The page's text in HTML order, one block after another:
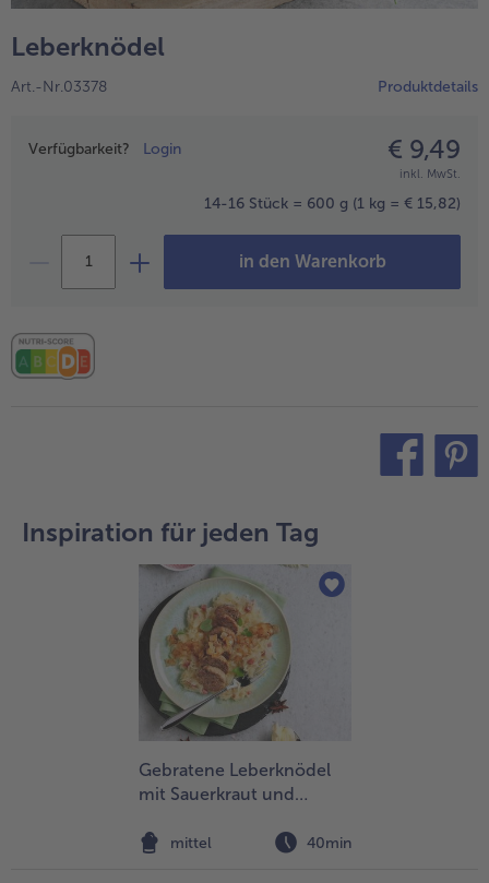
alle Obst
alle Süße Vielfalt
Confiserie & Feinkost
alle Küchenhelfer
Leberknödel
Art.-Nr.03378 Produktdetails
Preisangabe
Verfügbarkeit? Login € 9,49
inkl. MwSt.
14-16 Stück = 600 g (1 kg = € 15,82)
in den Warenkorb
Inspiration für jeden Tag
Gebratene Leberknödel
mit Sauerkraut und
mittel 40min